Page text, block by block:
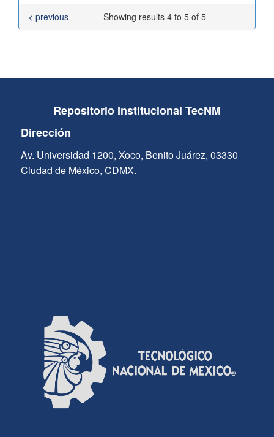
Showing results 4 to 5 of 5
< previous
Repositorio Institucional TecNM
Dirección
Av. Universidad 1200, Xoco, Benito Juárez, 03330
Ciudad de México, CDMX.